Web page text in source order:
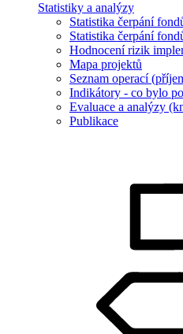
Statistiky a analýzy
Statistika čerpání
Statistika čerpání
Hodnocení rizik
Mapa projektů
Seznam operací
Indikátory - co bylo
Evaluace a analýzy
Publikace